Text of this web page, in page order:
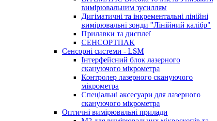
вимірювальним зусиллям
Дигіматичні та інкрементальні лінійні
вимірювальні зонди "Лінійний калібр"
Прилавки та дисплеї
СЕНСОРТПАК
Сенсорні системи - LSM
Інтерфейсний блок лазерного
скануючого мікрометра
Контролер лазерного скануючого
мікрометра
Спеціальні аксесуари для лазерного
скануючого мікрометра
Оптичні вимірювальні прилади